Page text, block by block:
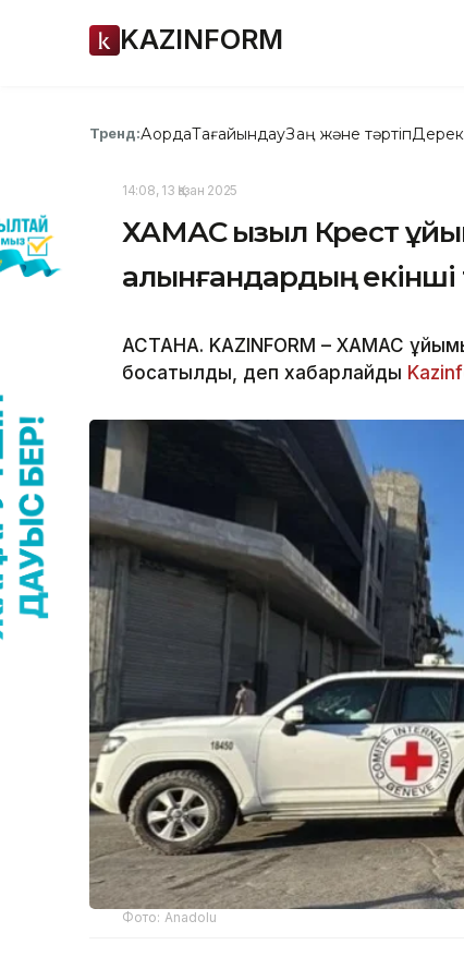
KAZINFORM
Тренд:АқордаТағайындауЗаң және тәртіп
14:08, 13 Қазан 2025
ХАМАС Қызыл Крест
алынғандардың
АСТАНА. KAZINFORM – ХАМАС ұйымы
босатылды, деп хабарлайды
Фото: Anadolu